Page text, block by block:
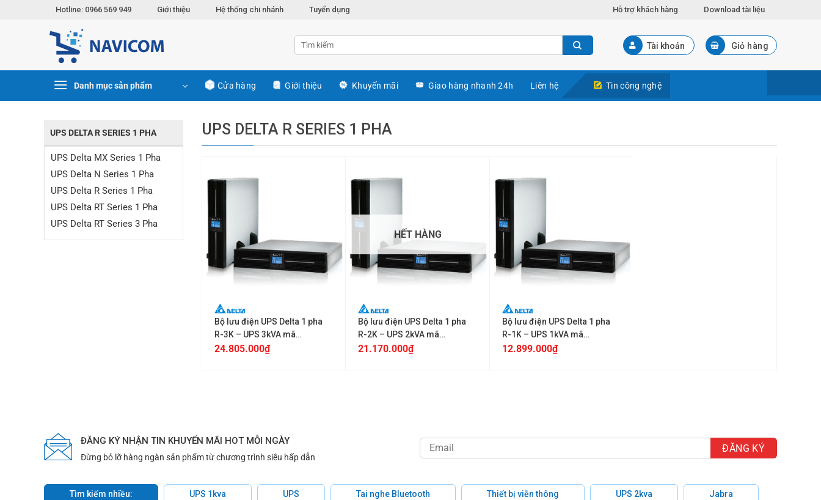
Hotline: 0966 569 949 Giới thiệu Hệ thống chi nhánh Tuyển dụng Hỗ trợ khách hàng Download tài liệu
Tài khoản Giỏ hàng
Danh mục sản phẩm Cửa hàng Giới thiệu Khuyến mãi Giao hàng nhanh 24h Liên hệ Tin công nghệ
UPS DELTA R SERIES 1 PHA
UPS Delta MX Series 1 Pha
UPS Delta N Series 1 Pha
UPS Delta R Series 1 Pha
UPS Delta RT Series 1 Pha
UPS Delta RT Series 3 Pha
UPS DELTA R SERIES 1 PHA
Bộ lưu điện UPS Delta 1 pha
R-3K – UPS 3kVA mã
UPS302R2002N0B6
24.805.000₫
HẾT HÀNG
Bộ lưu điện UPS Delta 1 pha
R-2K – UPS 2kVA mã
UPS202R2002N0B6
21.170.000₫
Bộ lưu điện UPS Delta 1 pha
R-1K – UPS 1kVA mã
UPS102R2002N0B6
12.899.000₫
ĐĂNG KÝ NHẬN TIN KHUYẾN MÃI HOT MỖI NGÀY
Đừng bỏ lỡ hàng ngàn sản phẩm từ chương trình siêu hấp dẫn
Tìm kiếm nhiều: UPS 1kva UPS Tai nghe Bluetooth Thiết bị viễn thông UPS 2kva Jabra